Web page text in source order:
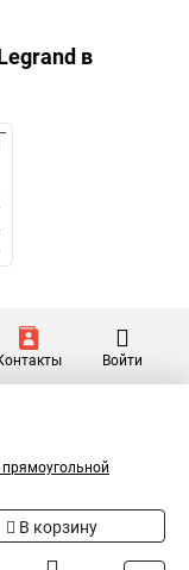
в
Войти
В корзину